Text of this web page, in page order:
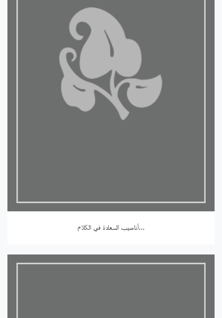
أناصيب السعادة في الكلام...